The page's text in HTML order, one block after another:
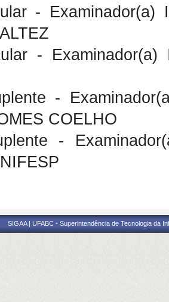
-
-
-
COELHO
-
SIGAA | UFABC - Superintendência de Tecnologia da